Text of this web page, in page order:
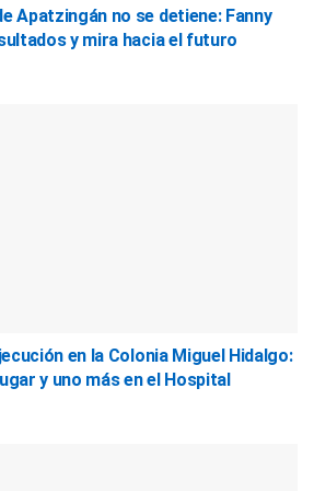
Apatzingán no se detiene: Fanny
y mira hacia el futuro
en la Colonia Miguel Hidalgo:
y uno más en el Hospital